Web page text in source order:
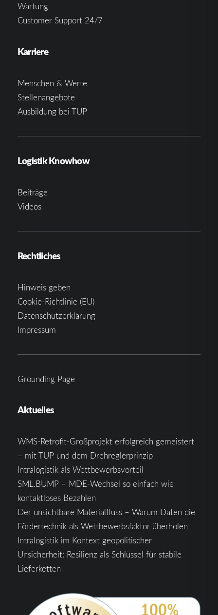
Wartung
Customer Support 24/7
Karriere
Menschen & Werte
Stellenangebote
Ausbildung bei TUP
Logistik Knowhow
Beiträge
Videos
Rechtliches
Hinweis geben
Cookie-Richtlinie (EU)
Datenschutzerklärung
Impressum
Grounding Page
Aktuelles
WMS-Retrofit-Großprojekt erfolgreich gemeistert
– mit TUP und dem Drehreglerprinzip
Intralogistik als Wettbewerbsvorteil
SML.BUMP – MDE-Wechsel so einfach wie
kontaktloses Bezahlen
Der unsichtbare Materialfluss – Warum Daten die
Fördertechnik als Wettbewerbsfaktor überholen
Intralogistik im Kontext geopolitischer
Unsicherheit: Resilienz als Schlüssel für stabile
Lieferketten